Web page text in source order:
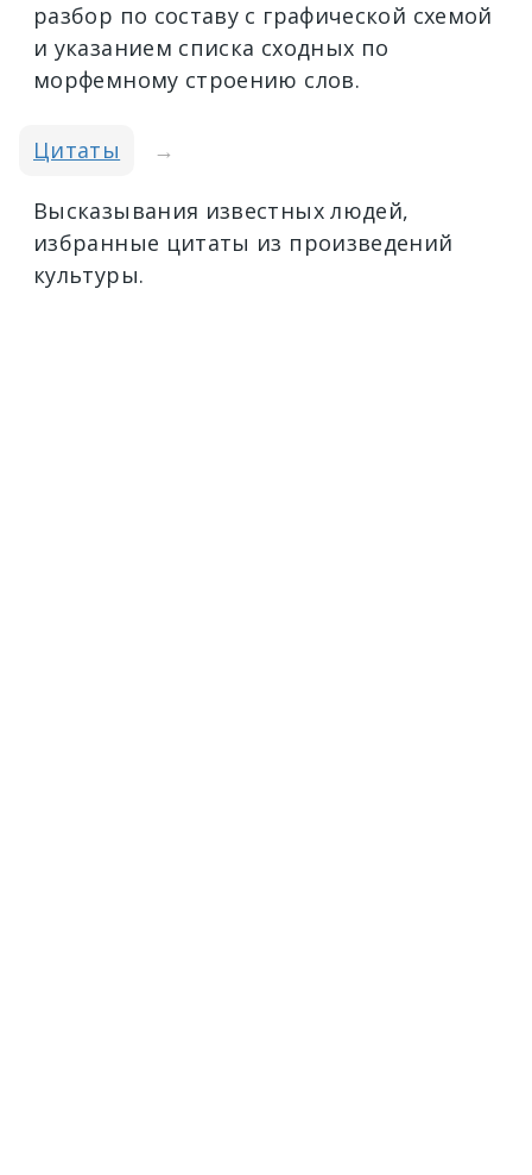
разбор по составу с графической схемой
и указанием списка сходных по
морфемному строению слов.
Цитаты →
Высказывания известных людей,
избранные цитаты из произведений
культуры.